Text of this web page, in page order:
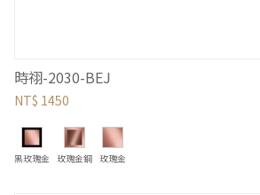
時祤-2030-BEJ
NT$ 1450
黑玫瑰金 玫瑰金銅 玫瑰金